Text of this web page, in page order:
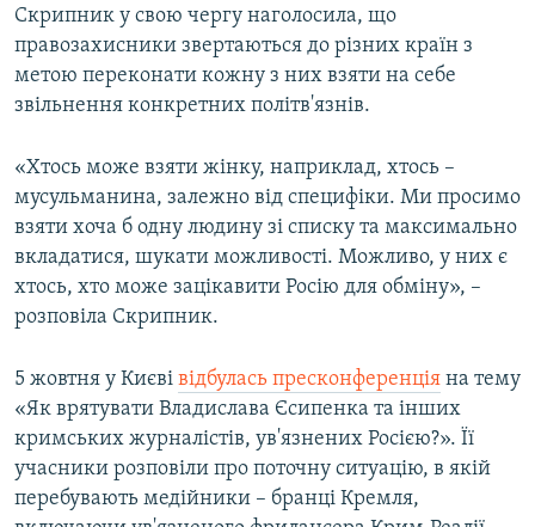
Скрипник у свою чергу наголосила, що
правозахисники звертаються до різних країн з
метою переконати кожну з них взяти на себе
звільнення конкретних політв'язнів.
«Хтось може взяти жінку, наприклад, хтось –
мусульманина, залежно від специфіки. Ми просимо
взяти хоча б одну людину зі списку та максимально
вкладатися, шукати можливості. Можливо, у них є
хтось, хто може зацікавити Росію для обміну», –
розповіла Скрипник.
5 жовтня у Києві відбулась пресконференція на тему
«Як врятувати Владислава Єсипенка та інших
кримських журналістів, ув'язнених Росією?». Її
учасники розповіли про поточну ситуацію, в якій
перебувають медійники – бранці Кремля,